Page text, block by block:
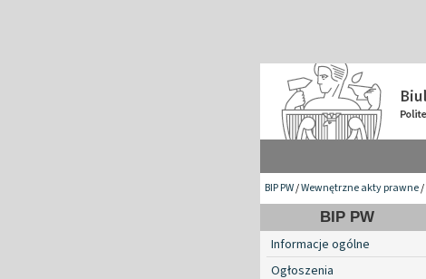
BIP PW/Wewnętrzne akty prawne/
BIP PW
Informacje ogólne
Ogłoszenia